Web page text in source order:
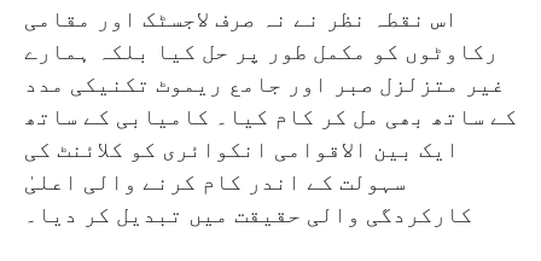
اس نقطہ نظر نے نہ صرف لاجسٹک اور مقامی
رکاوٹوں کو مکمل طور پر حل کیا بلکہ ہمارے
غیر متزلزل صبر اور جامع ریموٹ تکنیکی مدد
کے ساتھ بھی مل کر کام کیا۔ کامیابی کے ساتھ
ایک بین الاقوامی انکوائری کو کلائنٹ کی
سہولت کے اندر کام کرنے والی اعلیٰ
کارکردگی والی حقیقت میں تبدیل کر دیا۔